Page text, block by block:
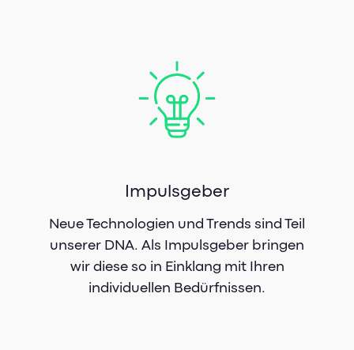
Impulsgeber
Neue Technologien und Trends sind Teil
unserer DNA. Als Impulsgeber bringen
wir diese so in Einklang mit Ihren
individuellen Bedürfnissen.